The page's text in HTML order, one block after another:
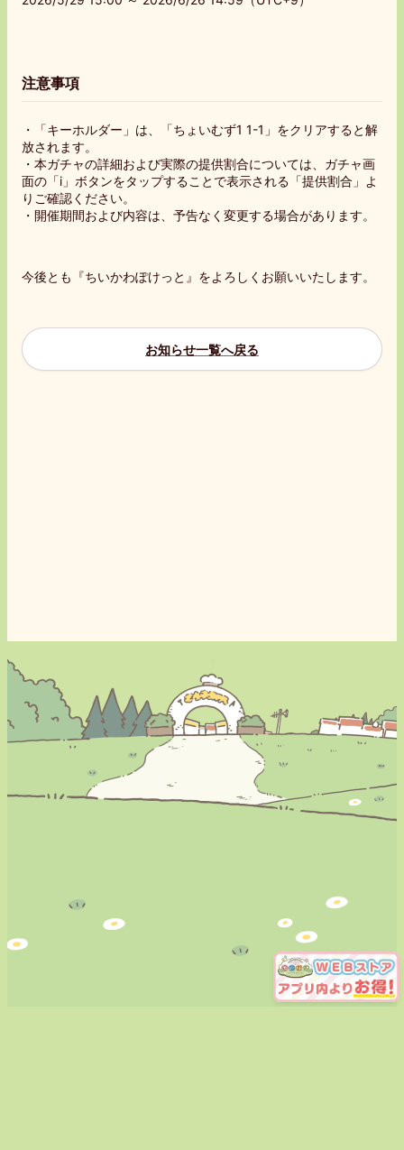
注意事項
・「キーホルダー」は、「ちょいむず1 1-1」をクリアすると解
放されます。
・本ガチャの詳細および実際の提供割合については、ガチャ画
面の「i」ボタンをタップすることで表示される「提供割合」よ
りご確認ください。
・開催期間および内容は、予告なく変更する場合があります。
今後とも『ちいかわぽけっと』をよろしくお願いいたします。
お知らせ一覧へ戻る